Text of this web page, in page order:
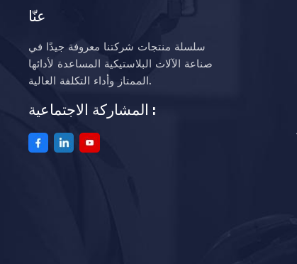
عنّا
سلسلة منتجات شركتنا معروفة جيدًا في
صناعة الآلات البلاستيكية المساعدة لأدائها
الممتاز وأداء التكلفة العالية.
المشاركة الاجتماعية :